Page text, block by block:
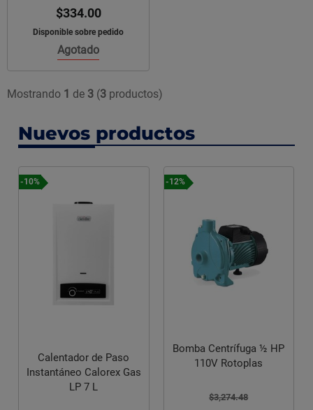
$334.00
Disponible sobre pedido
Agotado
Mostrando 1 de 3 (3 productos)
Nuevos productos
-10%
Calentador de Paso
Instantáneo Calorex Gas
LP 7 L
-12%
Bomba Centrífuga ½ HP
110V Rotoplas
$3,274.48